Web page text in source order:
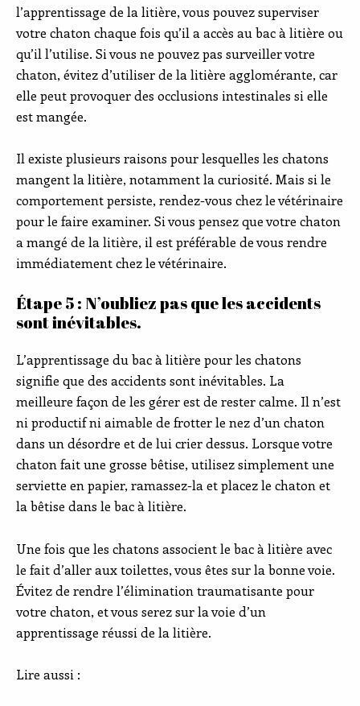
l’apprentissage de la litière, vous pouvez superviser
votre chaton chaque fois qu’il a accès au bac à litière ou
qu’il l’utilise. Si vous ne pouvez pas surveiller votre
chaton, évitez d’utiliser de la litière agglomérante, car
elle peut provoquer des occlusions intestinales si elle
est mangée.
Il existe plusieurs raisons pour lesquelles les chatons
mangent la litière, notamment la curiosité. Mais si le
comportement persiste, rendez-vous chez le vétérinaire
pour le faire examiner. Si vous pensez que votre chaton
a mangé de la litière, il est préférable de vous rendre
immédiatement chez le vétérinaire.
Étape 5 : N’oubliez pas que les accidents
sont inévitables.
L’apprentissage du bac à litière pour les chatons
signifie que des accidents sont inévitables. La
meilleure façon de les gérer est de rester calme. Il n’est
ni productif ni aimable de frotter le nez d’un chaton
dans un désordre et de lui crier dessus. Lorsque votre
chaton fait une grosse bêtise, utilisez simplement une
serviette en papier, ramassez-la et placez le chaton et
la bêtise dans le bac à litière.
Une fois que les chatons associent le bac à litière avec
le fait d’aller aux toilettes, vous êtes sur la bonne voie.
Évitez de rendre l’élimination traumatisante pour
votre chaton, et vous serez sur la voie d’un
apprentissage réussi de la litière.
Lire aussi :